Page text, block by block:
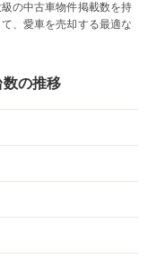
の中古車物件掲載数を持
、愛車を売却する最適な
数の推移